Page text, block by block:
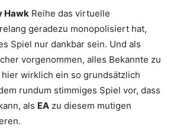
Hawk Reihe das virtuelle
geradezu monopolisiert hat,
Spiel nur dankbar sein. Und als
vorgenommen, alles Bekannte zu
wirklich ein so grundsätzlich
rundum stimmiges Spiel vor, dass
als EA zu diesem mutigen